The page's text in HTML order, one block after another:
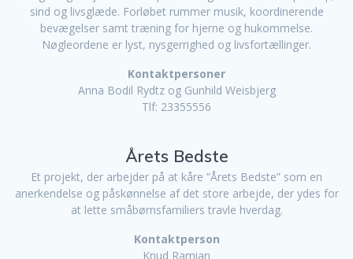
sind og livsglæde. Forløbet rummer musik, koordinerende
bevægelser samt træning for hjerne og hukommelse.
Nøgleordene er lyst, nysgerrighed og livsfortællinger.
Kontaktpersoner
Anna Bodil Rydtz og Gunhild Weisbjerg
Tlf: 23355556
Årets Bedste
Et projekt, der arbejder på at kåre ”Årets Bedste” som en
anerkendelse og påskønnelse af det store arbejde, der ydes for
at lette småbørnsfamiliers travle hverdag.
Kontaktperson
Knud Ramian